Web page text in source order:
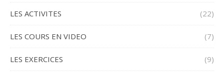
LES ACTIVITES (22)
LES COURS EN VIDEO (7)
LES EXERCICES (9)